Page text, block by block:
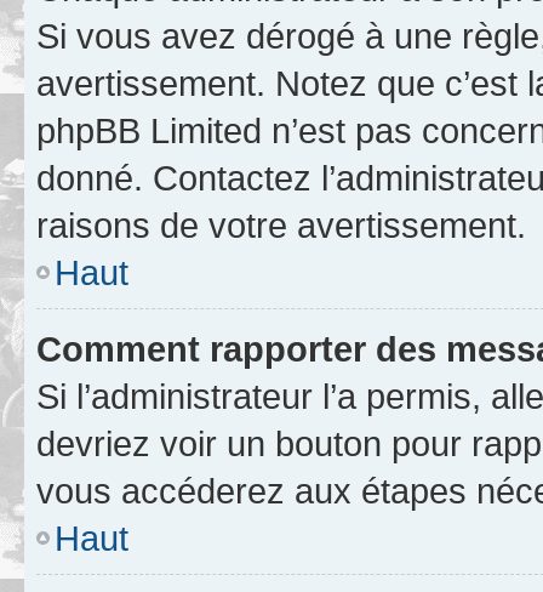
Si vous avez dérogé à une
avertissement. Notez que c’est
phpBB Limited n’est pas
donné. Contactez
raisons de votre avertissement.
Haut
Comment rapporter des
Si l’administrateur l’a permis,
devriez voir un bouton pour
vous accéderez aux étapes
Haut